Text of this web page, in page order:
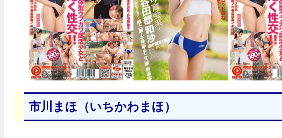
市川まほ（いちかわまほ）